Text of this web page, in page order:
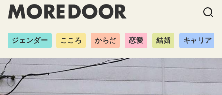
ジェンダー こころ からだ 恋愛 結婚 キャリア